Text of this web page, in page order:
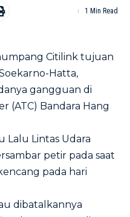
1 Min Read
Citilink tujuan
Hatta,
gangguan di
(ATC) Bandara Hang
Lalu Lintas Udara
petir pada saat
pada hari
dibatalkannya